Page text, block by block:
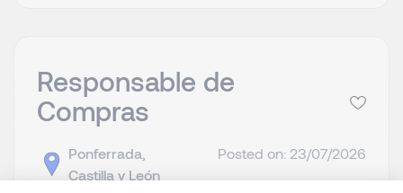
Responsable de
Compras
Ponferrada,
Castilla y León
Posted on: 23/07/2026